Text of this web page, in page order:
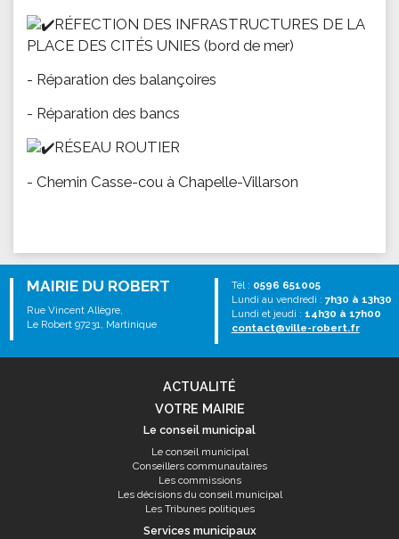
RÉFECTION DES INFRASTRUCTURES DE LA
PLACE DES CITÉS UNIES (bord de mer)
- Réparation des balançoires
- Réparation des bancs
RÉSEAU ROUTIER
- Chemin Casse-cou à Chapelle-Villarson
MAIRIE DU ROBERT
Rue Vincent Allègre,
Le Robert 97231, Martinique
Tél : 0596 651005
Lundi au vendredi : 7h30 à 13h30
Lundi et jeudi : 14h30 à 17h00
contact@ville-robert.fr
ACTUALITÉ
VOTRE MAIRIE
Le conseil municipal
Le conseil municipal
Conseillers communautaires
Les commissions
Les décisions du conseil municipal
Les Tribunes politiques
Services municipaux